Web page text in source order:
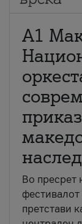
А1
Во пресрет
фестивалот
претстави